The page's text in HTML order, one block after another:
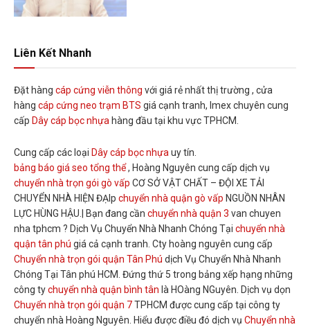
Liên Kết Nhanh
Đặt hàng cáp cứng viễn thông với giá rẻ nhất thị trường , cửa
hàng cáp cứng neo trạm BTS giá cạnh tranh, Imex chuyên cung
cấp Dây cáp bọc nhựa hàng đầu tại khu vực TPHCM.
Cung cấp các loại Dây cáp bọc nhựa uy tín.
bảng báo giá seo tổng thể, Hoàng Nguyên cung cấp dịch vụ
chuyển nhà trọn gói gò vấp CƠ SỞ VẬT CHẤT – ĐỘI XE TẢI
CHUYỂN NHÀ HIỆN ĐẠIp chuyển nhà quận gò vấp NGUỒN NHÂN
LỰC HÙNG HẬU.| Bạn đang cần chuyển nhà quận 3 van chuyen
nha tphcm ? Dịch Vụ Chuyển Nhà Nhanh Chóng Tại chuyển nhà
quận tân phú giá cả cạnh tranh. Cty hoàng nguyên cung cấp
Chuyển nhà trọn gói quận Tân Phú dịch Vụ Chuyển Nhà Nhanh
Chóng Tại Tân phú HCM. Đứng thứ 5 trong bảng xếp hạng những
công tychuyển nhà quận bình tân là HOàng NGuyên. Dịch vụ dọn
Chuyển nhà trọn gói quận 7TPHCM được cung cấp tại công ty
chuyển nhà Hoàng Nguyên. Hiểu được điều đó dịch vụ Chuyển nhà